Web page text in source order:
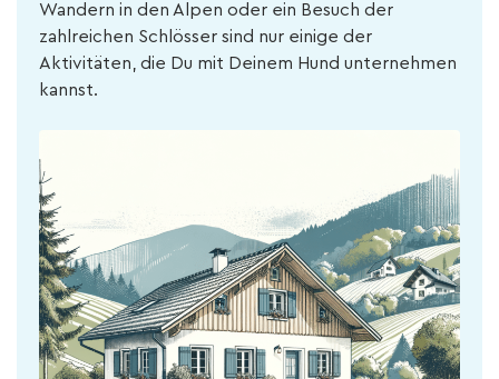
Wandern in den Alpen oder ein Besuch der
zahlreichen Schlösser sind nur einige der
Aktivitäten, die Du mit Deinem Hund unternehmen
kannst.